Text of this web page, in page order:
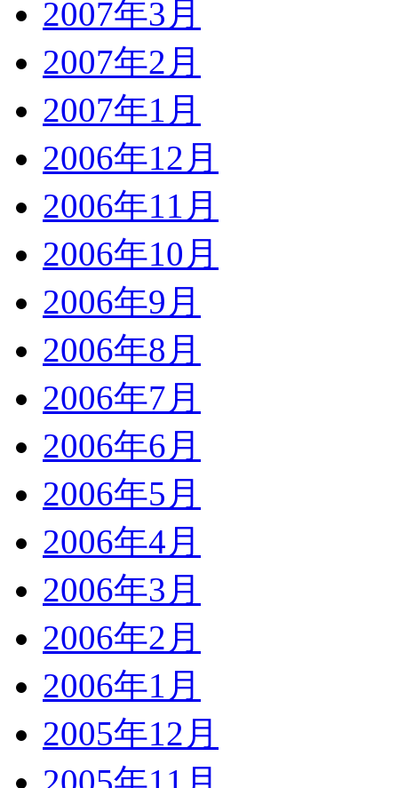
2007年3月
2007年2月
2007年1月
2006年12月
2006年11月
2006年10月
2006年9月
2006年8月
2006年7月
2006年6月
2006年5月
2006年4月
2006年3月
2006年2月
2006年1月
2005年12月